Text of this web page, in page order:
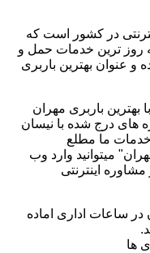
در کشور است که
روز ترین خدمات حمل و
و عنوان بهترین باربری
بهترین باربری مهران
های درج شده با نیسان
خدمات ما مطلع
میتوانید وارد وب
اینترنتی
ساعات اداری اماده
ها